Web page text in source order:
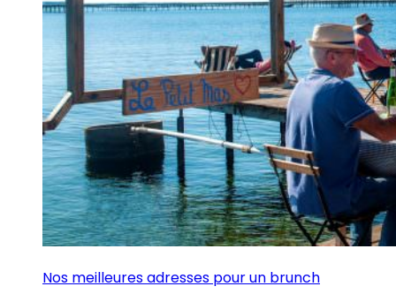
Nos meilleures adresses pour un brunch